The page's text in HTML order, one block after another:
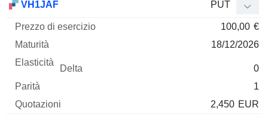
VH1JAF PUT
100,00 €
18/12/2026
0
1
2,450 EUR